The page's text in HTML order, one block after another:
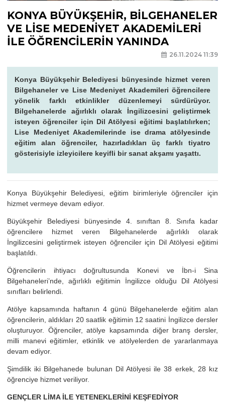
KONYA BÜYÜKŞEHİR, BİLGEHANELER
VE LİSE MEDENİYET AKADEMİLERİ
İLE ÖĞRENCİLERİN YANINDA
26.11.2024 11:39
Konya Büyükşehir Belediyesi bünyesinde hizmet veren
Bilgehaneler ve Lise Medeniyet Akademileri öğrencilere
yönelik farklı etkinlikler düzenlemeyi sürdürüyor.
Bilgehanelerde ağırlıklı olarak İngilizcesini geliştirmek
isteyen öğrenciler için Dil Atölyesi eğitimi başlatılırken;
Lise Medeniyet Akademilerinde ise drama atölyesinde
eğitim alan öğrenciler, hazırladıkları üç farklı tiyatro
gösterisiyle izleyicilere keyifli bir sanat akşamı yaşattı.
Konya Büyükşehir Belediyesi, eğitim birimleriyle öğrenciler için
hizmet vermeye devam ediyor.
Büyükşehir Belediyesi bünyesinde 4. sınıftan 8. Sınıfa kadar
öğrencilere hizmet veren Bilgehanelerde ağırlıklı olarak
İngilizcesini geliştirmek isteyen öğrenciler için Dil Atölyesi eğitimi
başlatıldı.
Öğrencilerin ihtiyacı doğrultusunda Konevi ve İbn-i Sina
Bilgehaneleri’nde, ağırlıklı eğitimin İngilizce olduğu Dil Atölyesi
sınıfları belirlendi.
Atölye kapsamında haftanın 4 günü Bilgehanelerde eğitim alan
öğrencilerin, aldıkları 20 saatlik eğitimin 12 saatini İngilizce dersler
oluşturuyor. Öğrenciler, atölye kapsamında diğer branş dersler,
milli manevi eğitimler, etkinlik ve atölyelerden de yararlanmaya
devam ediyor.
Şimdilik iki Bilgehanede bulunan Dil Atölyesi ile 38 erkek, 28 kız
öğrenciye hizmet veriliyor.
GENÇLER LİMA İLE YETENEKLERİNİ KEŞFEDİYOR